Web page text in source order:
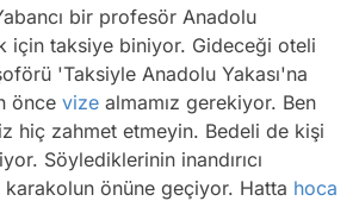
bir profesör Anadolu
için taksiye biniyor. Gideceği oteli
'Taksiyle Anadolu Yakası'na
önce vize almamız gerekiyor. Ben
hiç zahmet etmeyin. Bedeli de kişi
Söylediklerinin inandırıcı
önüne geçiyor. Hatta hoca